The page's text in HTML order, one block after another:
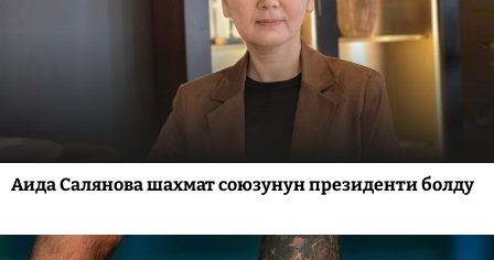
Аида Салянова шахмат союзунун президенти болду